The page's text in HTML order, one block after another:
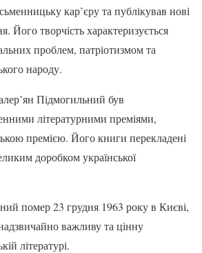
кар’єру та публікував нові
Його творчість характеризується
проблем, патріотизмом та
народу.
Підмогильний був
літературними преміями,
премією. Його книги перекладені
доробком української
помер 23 грудня 1963 року в Києві,
важливу та цінну
літературі.